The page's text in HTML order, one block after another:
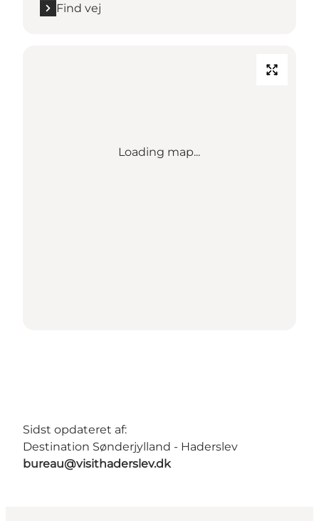
Find vej
Loading map...
Sidst opdateret af:
Destination Sønderjylland - Haderslev
bureau@visithaderslev.dk